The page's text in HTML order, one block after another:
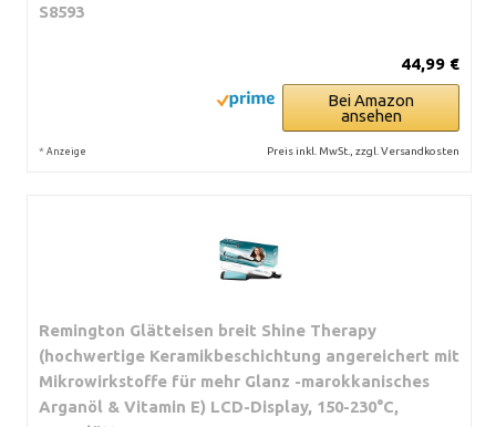
S8593
44,99 €
Bei Amazon
ansehen
* Anzeige Preis inkl. MwSt., zzgl. Versandkosten
Remington Glätteisen breit Shine Therapy
(hochwertige Keramikbeschichtung angereichert mit
Mikrowirkstoffe für mehr Glanz -marokkanisches
Arganöl & Vitamin E) LCD-Display, 150-230°C,